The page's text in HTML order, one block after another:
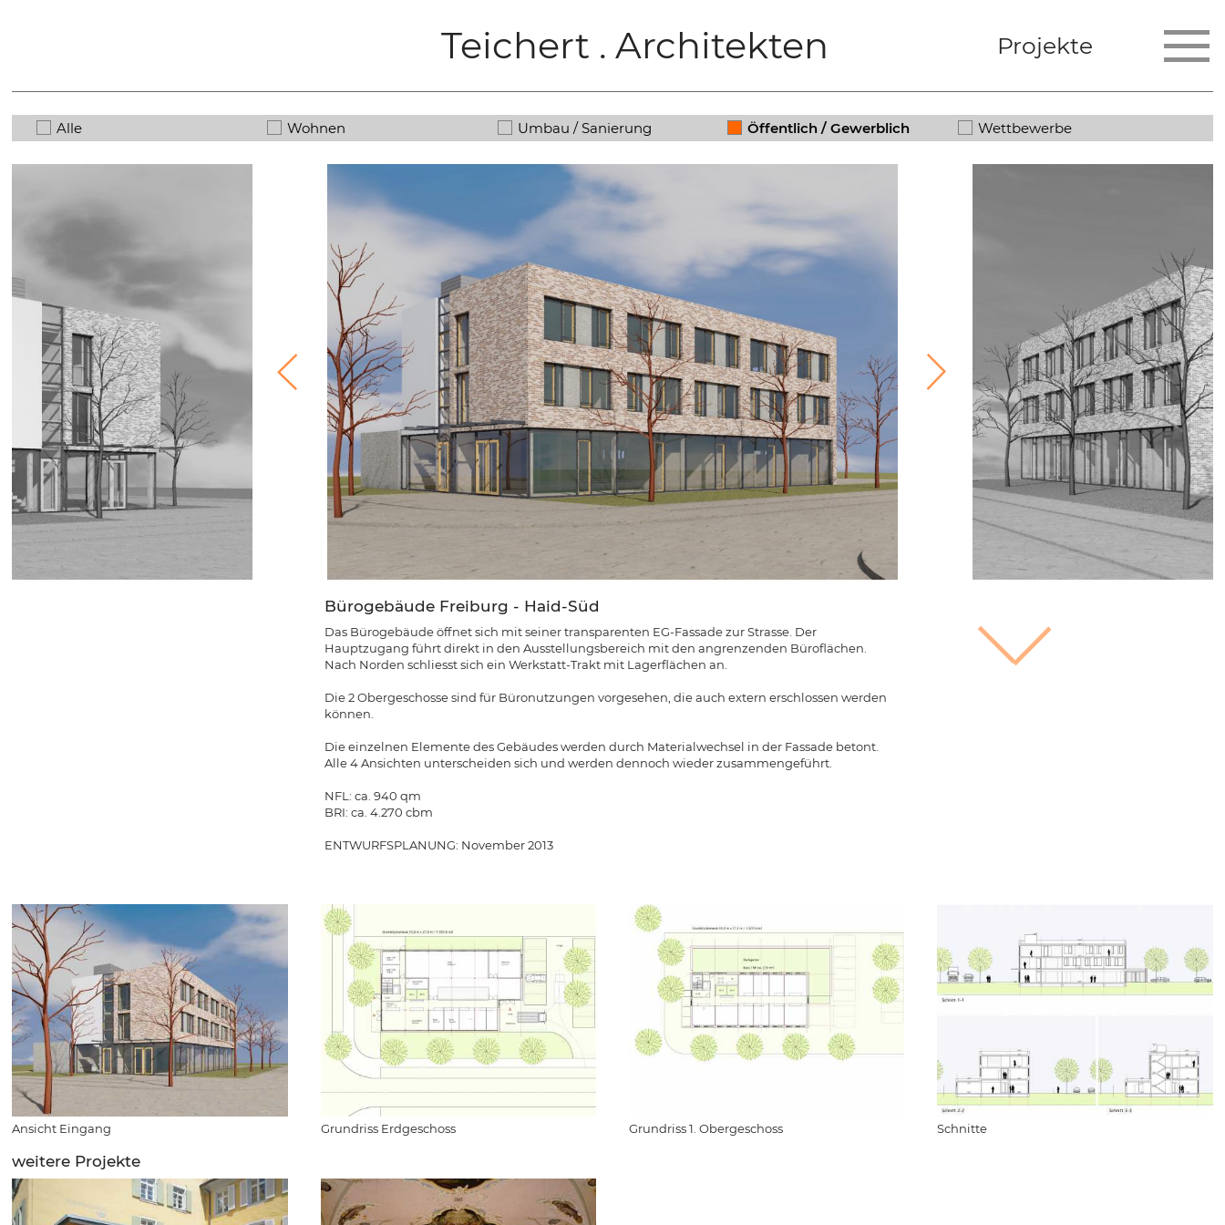
Teichert . Architekten Projekte
Alle Wohnen Umbau / Sanierung Öffentlich / Gewerblich Wettbewerbe
Bürogebäude Freiburg - Haid-Süd
Das Bürogebäude öffnet sich mit seiner transparenten EG-Fassade zur Strasse. Der
Hauptzugang führt direkt in den Ausstellungsbereich mit den angrenzenden Büroflächen.
Nach Norden schliesst sich ein Werkstatt-Trakt mit Lagerflächen an.
Die 2 Obergeschosse sind für Büronutzungen vorgesehen, die auch extern erschlossen werden
können.
Die einzelnen Elemente des Gebäudes werden durch Materialwechsel in der Fassade betont.
Alle 4 Ansichten unterscheiden sich und werden dennoch wieder zusammengeführt.
NFL: ca. 940 qm
BRI: ca. 4.270 cbm
ENTWURFSPLANUNG: November 2013
Ansicht Eingang Grundriss Erdgeschoss Grundriss 1. Obergeschoss Schnitte
weitere Projekte